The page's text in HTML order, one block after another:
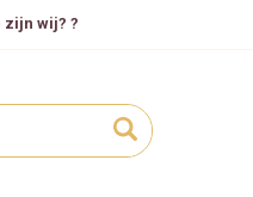
zijn wij? ?